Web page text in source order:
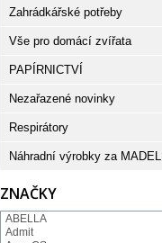
Zahrádkářské potřeby
Vše pro domácí zvířata
PAPÍRNICTVÍ
Nezařazené novinky
Respirátory
Náhradní výrobky za MADEL
ZNAČKY
ABELLA
Admit